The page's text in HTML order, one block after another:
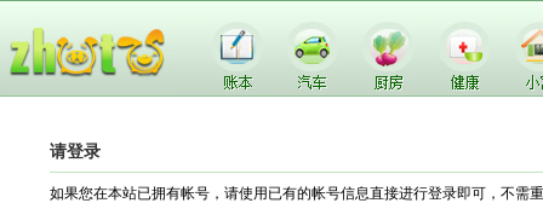
请登录
如果您在本站已拥有帐号，请使用已有的帐号信息直接进行登录即可，不需